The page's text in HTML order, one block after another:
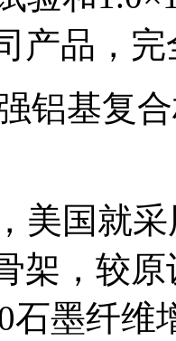
产品，
铝基复
美国就
架，较
石墨纤